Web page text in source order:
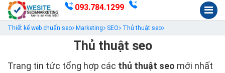
093.784.1299
Thiết kế web chuẩn seo Marketing SEO Thủ thuật seo
Thủ thuật seo
Trang tin tức tổng hợp các thủ thuật seo mới nhất